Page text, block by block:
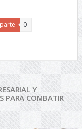
0
Y
PARA COMBATIR